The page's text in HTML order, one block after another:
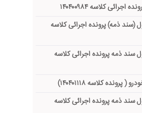
کلاسه ۱۴۰۴۰۰۹۸۴
(سند ذمه) پرونده اجرائی کلاسه
سند ذمه پرونده اجرائی کلاسه
کلاسه ۱۴۰۴۰۱۱۱۸)
سند ذمه پرونده اجرائی کلاسه